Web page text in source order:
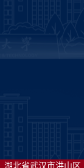
北省武汉市洪山区